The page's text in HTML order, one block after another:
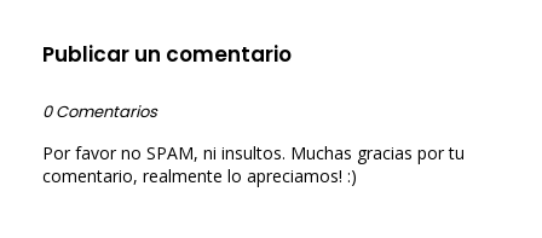
Publicar un comentario
0 Comentarios
Por favor no SPAM, ni insultos. Muchas gracias por tu
comentario, realmente lo apreciamos! :)